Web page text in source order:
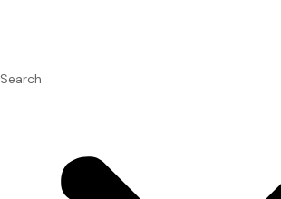
Search